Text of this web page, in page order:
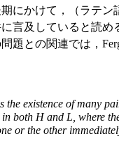
にかけて，（ラテン
言及していると読め
題との関連では，
the existence of many
both H and L, where
or the other